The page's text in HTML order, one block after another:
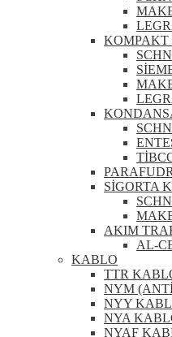
KOMPAKT
SİGORTA
AKIM
AL-
KABLO
TTR
NYM
NYY
NYA
NYAF